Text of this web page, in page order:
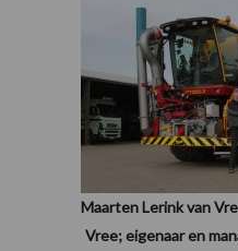
Maarten Lerink van
Vree; eigenaar en